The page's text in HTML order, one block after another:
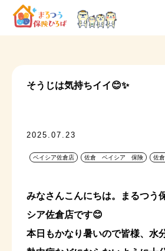
そうじは気持ちイイ😊✨
2025.07.23
ベイシア佐倉店 佐倉 ベイシア 保険 佐
みなさんこんにちは。まるつう
シア佐倉店です😊
本日もかなり暑いので皆様、水